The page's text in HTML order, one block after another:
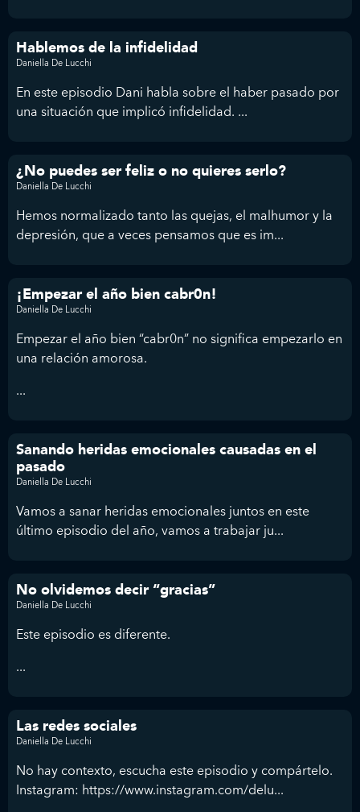
Hablemos de la infidelidad
Daniella De Lucchi
En este episodio Dani habla sobre el haber pasado por
una situación que implicó infidelidad. ...
¿No puedes ser feliz o no quieres serlo?
Daniella De Lucchi
Hemos normalizado tanto las quejas, el malhumor y la
depresión, que a veces pensamos que es im...
¡Empezar el año bien cabr0n!
Daniella De Lucchi
Empezar el año bien “cabr0n” no significa empezarlo en
una relación amorosa.
...
Sanando heridas emocionales causadas en el
pasado
Daniella De Lucchi
Vamos a sanar heridas emocionales juntos en este
último episodio del año, vamos a trabajar ju...
No olvidemos decir “gracias”
Daniella De Lucchi
Este episodio es diferente.
...
Las redes sociales
Daniella De Lucchi
No hay contexto, escucha este episodio y compártelo.
Instagram: https://www.instagram.com/delu...